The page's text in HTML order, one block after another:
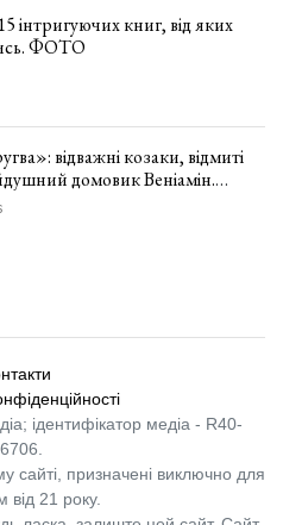
інтригуючих книг, від яких
ФОТО
відважні козаки, відмиті
домовик Веніамін.
ідентифікатор медіа - R40-
сайті, призначені виключно для
від 21 року.